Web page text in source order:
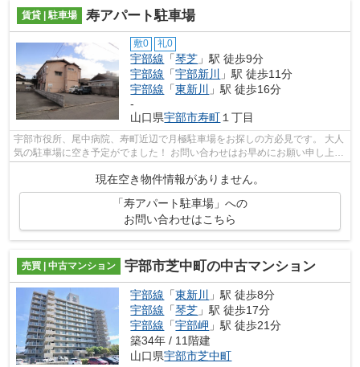
賃貸 | 駐車場 寿アパート駐車場
敷0 礼0
宇部線 「琴芝 」駅 徒歩9分
宇部線 「宇部新川
」駅 徒歩11分
宇部線 「東新川
」駅 徒歩16分
-
山口県宇部市寿町 １丁目
宇部市役所、尾中病院、寿町近辺で月極駐車場をお探しの方必見です。 大人
気の駐車場に空き予定がでました！ お問い合わせはお早めにお願い申し上げ
現在空き物件情報がありません。
「寿アパート駐車場」への
お問い合わせはこちら
売買 | 中古マンション 宇部市芝中町の中古マンション
宇部線 「東新川
」駅 徒歩8分
宇部線 「琴芝 」駅 徒歩17分
宇部線 「宇部岬 」駅 徒歩21分
築34年 / 11階建
山口県宇部市芝中町